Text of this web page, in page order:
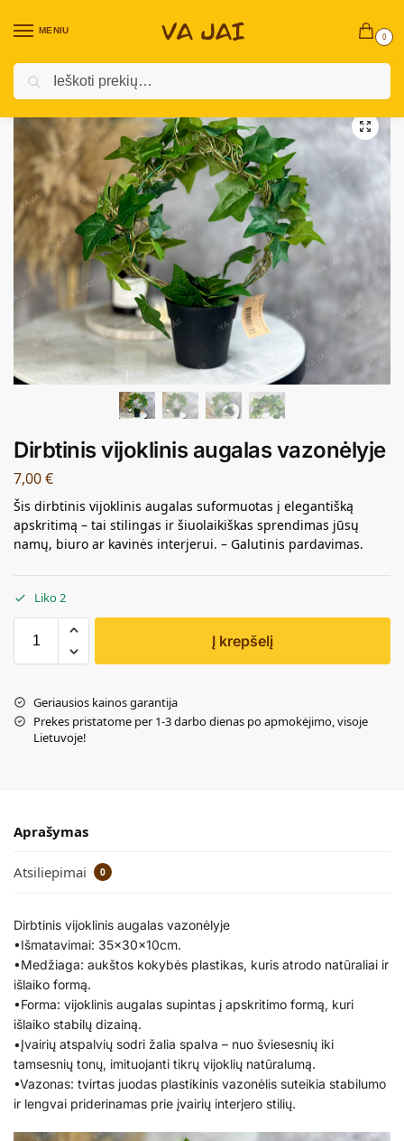
MENIU
0
Pradžia / Namų dekoras ir aksesuarai
Dirbtinis vijoklinis augalas vazonėlyje
7,00€
Šis dirbtinis vijoklinis augalas suformuotas į elegantišką
apskritimą – tai stilingas ir šiuolaikiškas sprendimas jūsų
namų, biuro ar kavinės interjerui. – Galutinis pardavimas.
Liko 2
Į krepšelį
Geriausios kainos garantija
Prekes pristatome per 1-3 darbo dienas po apmokėjimo, visoje
Lietuvoje!
Aprašymas
Atsiliepimai 0
Dirbtinis vijoklinis augalas vazonėlyje
•Išmatavimai: 35x30x10cm.
•Medžiaga: aukštos kokybės plastikas, kuris atrodo natūraliai ir
išlaiko formą.
•Forma: vijoklinis augalas supintas į apskritimo formą, kuri
išlaiko stabilų dizainą.
•Įvairių atspalvių sodri žalia spalva – nuo šviesesnių iki
tamsesnių tonų, imituojanti tikrų vijoklių natūralumą.
•Vazonas: tvirtas juodas plastikinis vazonėlis suteikia stabilumo
ir lengvai priderinamas prie įvairių interjero stilių.